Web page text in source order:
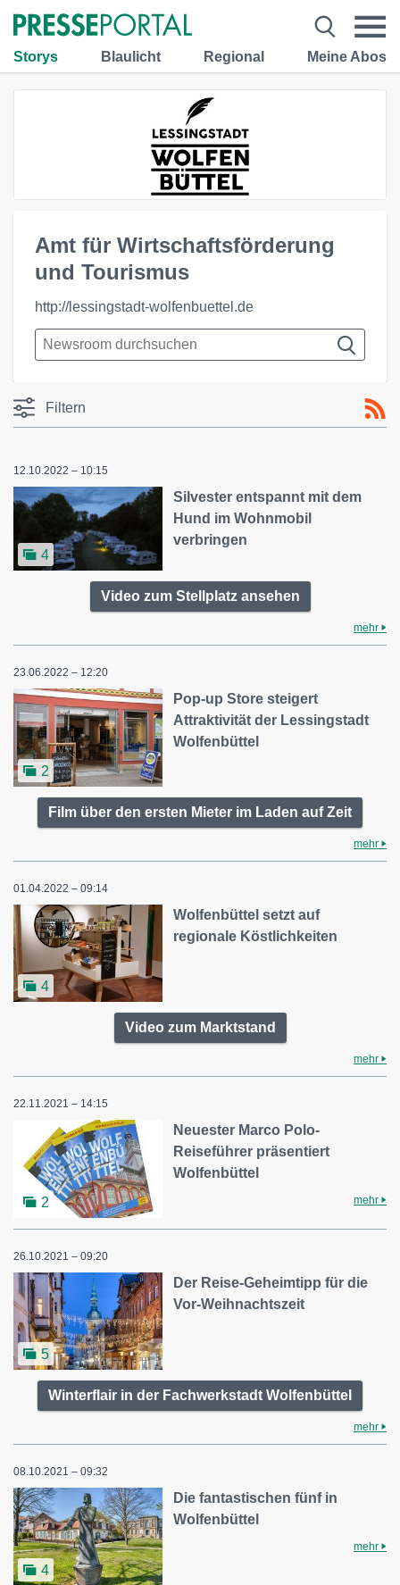
Storys Blaulicht Regional Meine Abos
Amt für Wirtschaftsförderung
und Tourismus
http://lessingstadt-wolfenbuettel.de
Filtern
12.10.2022 – 10:15
4
Silvester entspannt mit dem
Hund im Wohnmobil
verbringen
Video zum Stellplatz ansehen
mehr
23.06.2022 – 12:20
2
Pop-up Store steigert
Attraktivität der Lessingstadt
Wolfenbüttel
Film über den ersten Mieter im Laden auf Zeit
mehr
01.04.2022 – 09:14
4
Wolfenbüttel setzt auf
regionale Köstlichkeiten
Video zum Marktstand
mehr
22.11.2021 – 14:15
2
Neuester Marco Polo-
Reiseführer präsentiert
Wolfenbüttel
mehr
26.10.2021 – 09:20
5
Der Reise-Geheimtipp für die
Vor-Weihnachtszeit
Winterflair in der Fachwerkstadt Wolfenbüttel
mehr
08.10.2021 – 09:32
4
Die fantastischen fünf in
Wolfenbüttel
mehr